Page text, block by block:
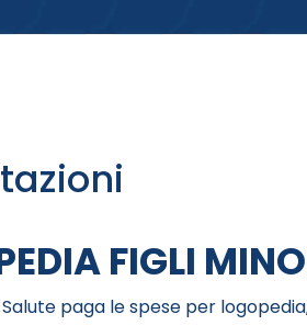
FIGLI
Salute paga le spese per